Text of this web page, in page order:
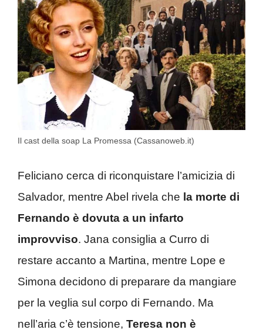
Il cast della soap La Promessa (Cassanoweb.it)
Feliciano cerca di riconquistare l’amicizia di
Salvador, mentre Abel rivela che la morte di
Fernando è dovuta a un infarto
improvviso. Jana consiglia a Curro di
restare accanto a Martina, mentre Lope e
Simona decidono di preparare da mangiare
per la veglia sul corpo di Fernando. Ma
nell’aria c’è tensione, Teresa non è